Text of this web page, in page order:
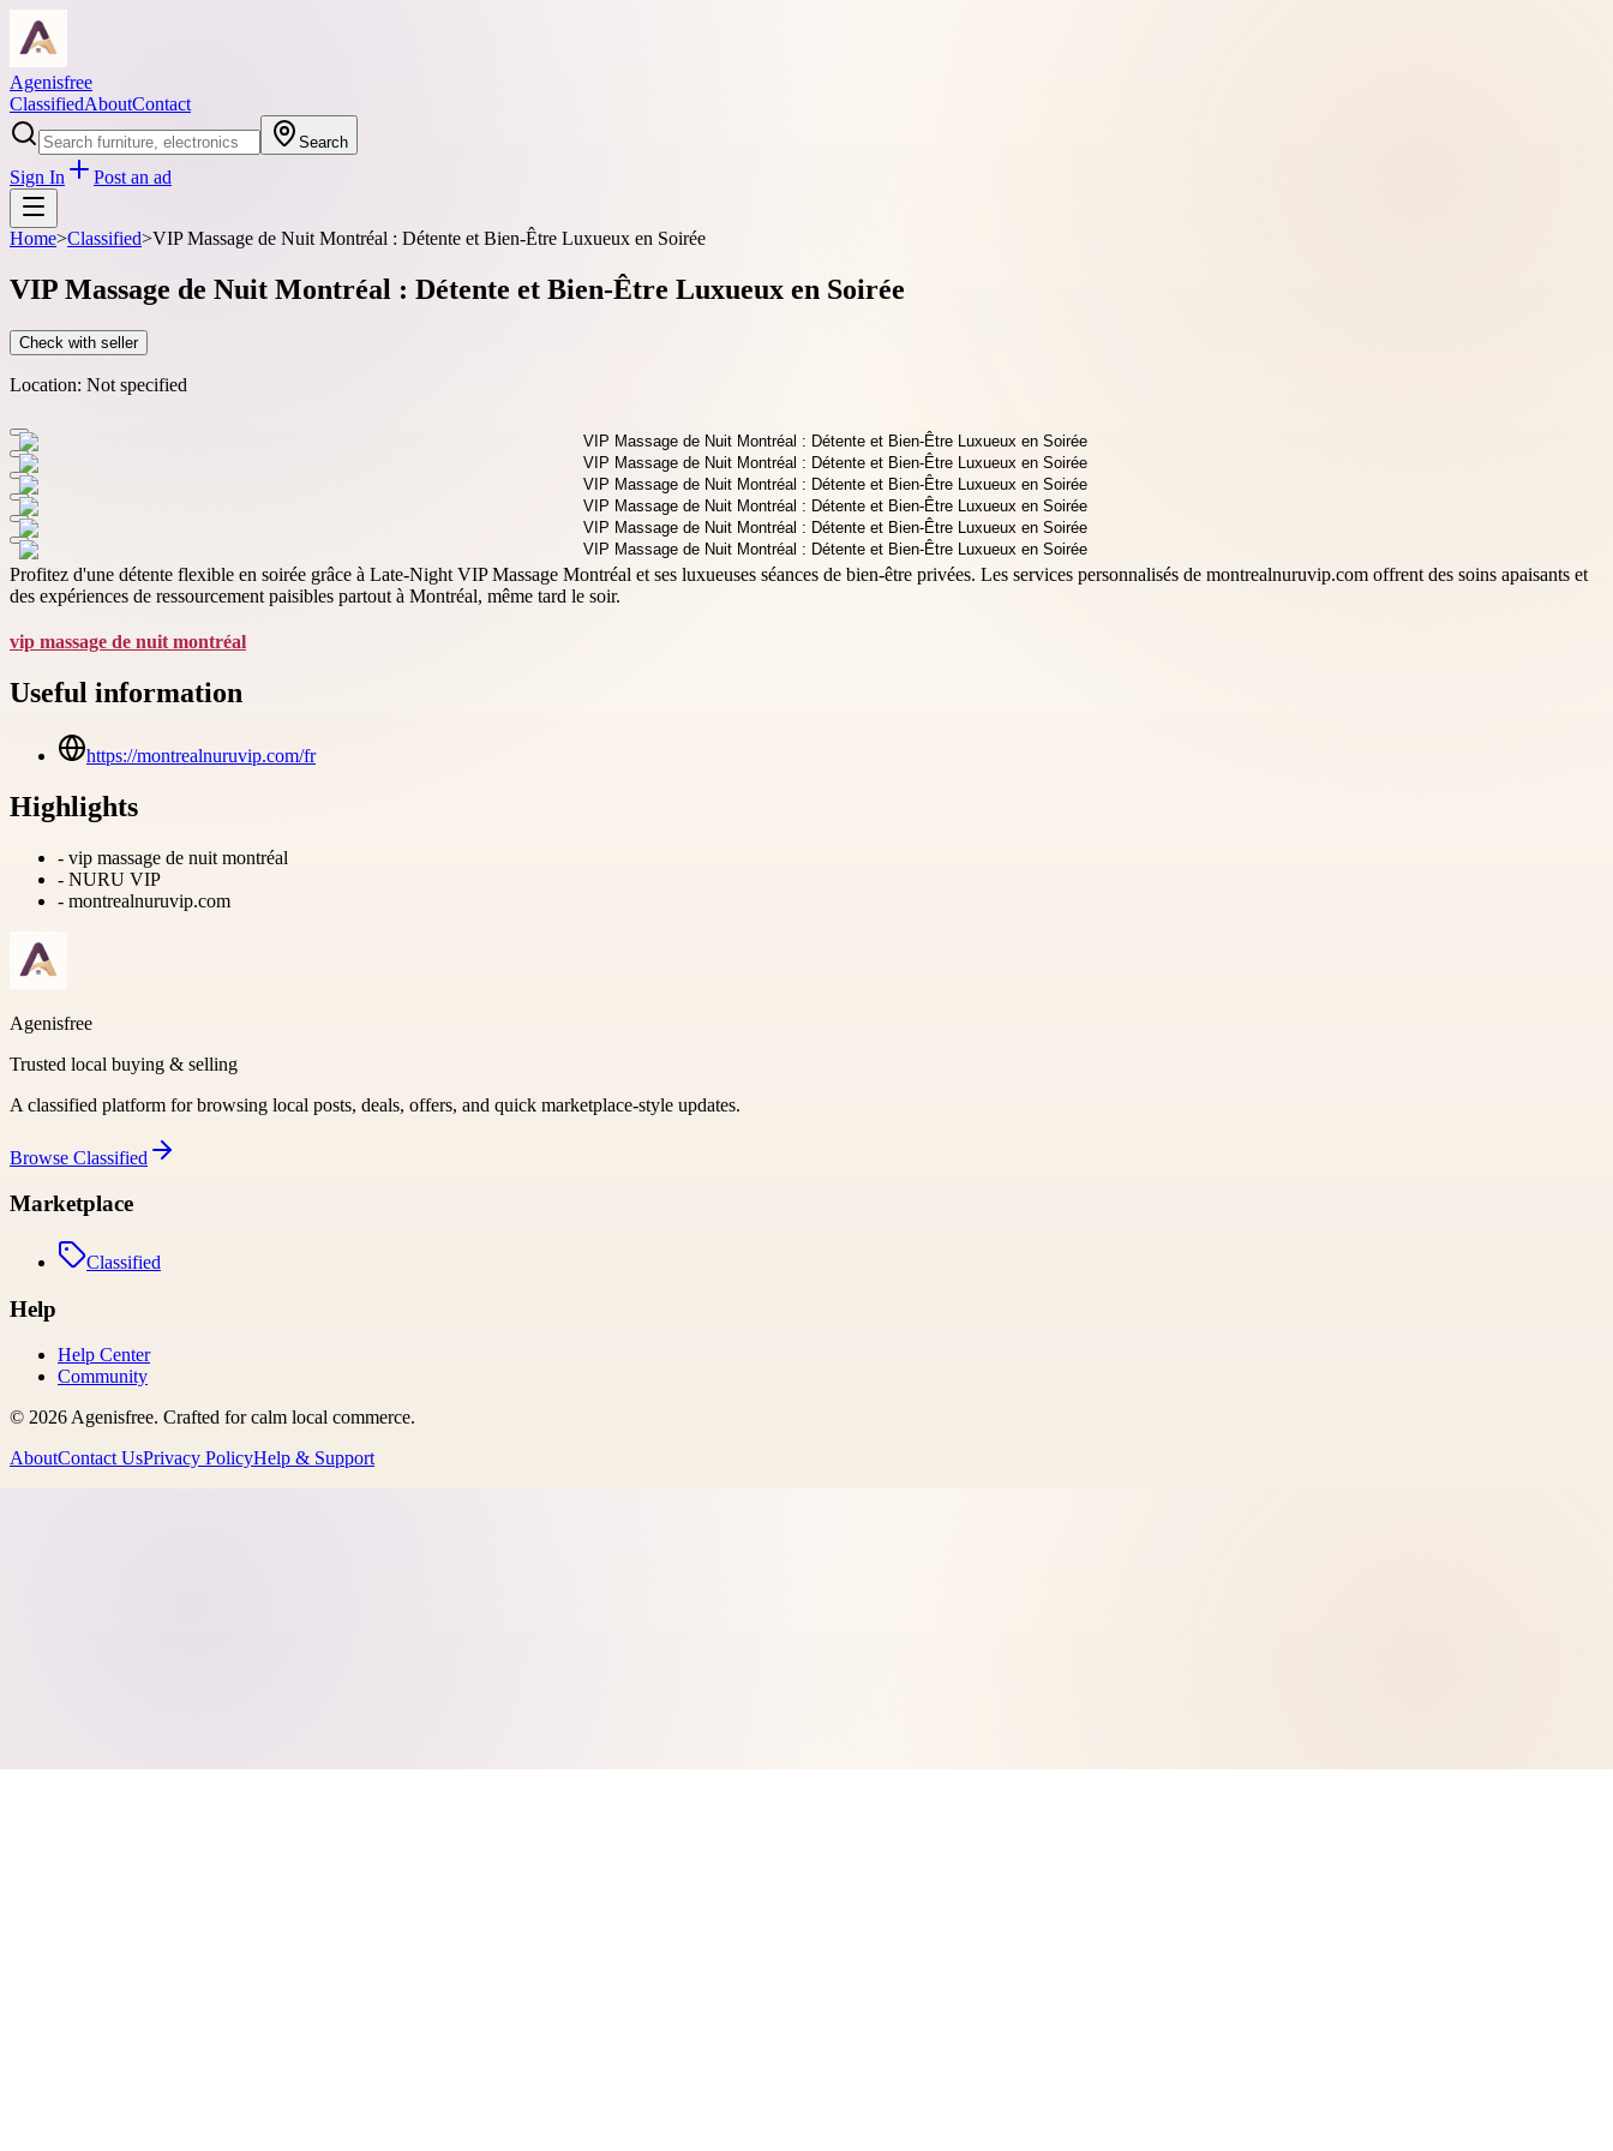
Agenisfree
ClassifiedAboutContact
Search
Sign In Post an ad
Home>Classified>VIP Massage de Nuit Montréal : Détente et Bien-Être Luxueux en Soirée
VIP Massage de Nuit Montréal : Détente et Bien-Être Luxueux en Soirée
Check with seller
Location: Not specified
Profitez d'une détente flexible en soirée grâce à Late-Night VIP Massage Montréal et ses luxueuses séances de bien-être privées. Les services personnalisés de montrealnuruvip.com offrent des soins apaisants et
des expériences de ressourcement paisibles partout à Montréal, même tard le soir.
vip massage de nuit montréal
Useful information
https://montrealnuruvip.com/fr
Highlights
- vip massage de nuit montréal
- NURU VIP
- montrealnuruvip.com
Agenisfree
Trusted local buying & selling
A classified platform for browsing local posts, deals, offers, and quick marketplace-style updates.
Browse Classified
Marketplace
Classified
Help
Help Center
Community
© 2026Agenisfree. Crafted for calm local commerce.
AboutContact UsPrivacy PolicyHelp & Support